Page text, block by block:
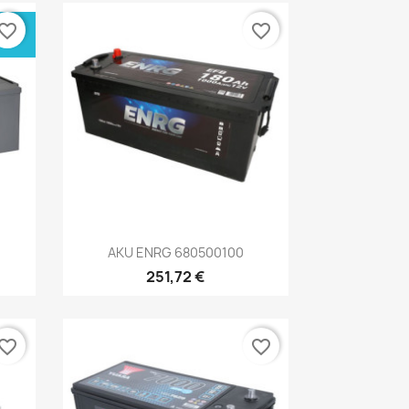
Kiirvaade
AKU ENRG 680500100
251,72 €
favorite_border
favorite_border